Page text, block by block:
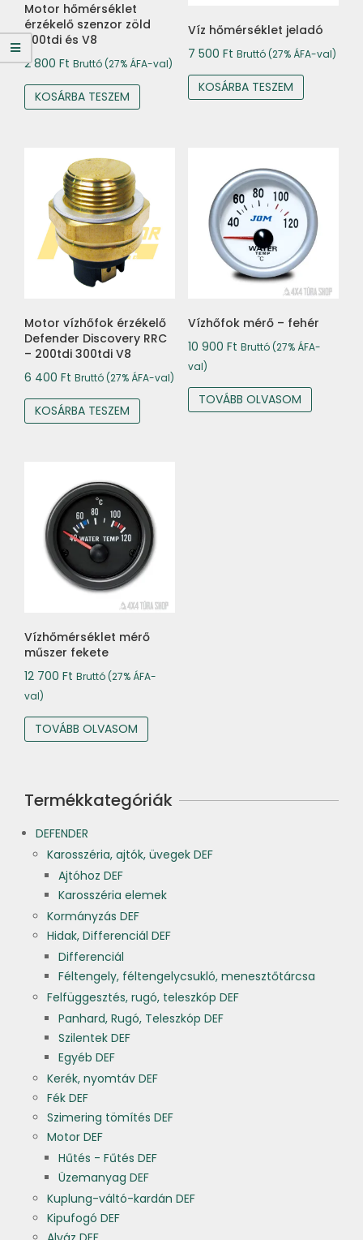
Motor hőmérséklet
érzékelő szenzor zöld
300tdi és V8
2 800 Ft Bruttó (27% ÁFA-val)
KOSÁRBA TESZEM
Víz hőmérséklet jeladó
7 500 Ft Bruttó (27% ÁFA-val)
KOSÁRBA TESZEM
Motor vízhőfok érzékelő
Defender Discovery RRC
– 200tdi 300tdi V8
6 400 Ft Bruttó (27% ÁFA-val)
KOSÁRBA TESZEM
Vízhőfok mérő – fehér
10 900 Ft Bruttó (27% ÁFA-
val)
TOVÁBB OLVASOM
Vízhőmérséklet mérő
műszer fekete
12 700 Ft Bruttó (27% ÁFA-
val)
TOVÁBB OLVASOM
Termékkategóriák
DEFENDER
Karosszéria, ajtók, üvegek DEF
Ajtóhoz DEF
Karosszéria elemek
Kormányzás DEF
Hidak, Differenciál DEF
Differenciál
Féltengely, féltengelycsukló, menesztőtárcsa
Felfüggesztés, rugó, teleszkóp DEF
Panhard, Rugó, Teleszkóp DEF
Szilentek DEF
Egyéb DEF
Kerék, nyomtáv DEF
Fék DEF
Szimering tömítés DEF
Motor DEF
Hűtés - Fűtés DEF
Üzemanyag DEF
Kuplung-váltó-kardán DEF
Kipufogó DEF